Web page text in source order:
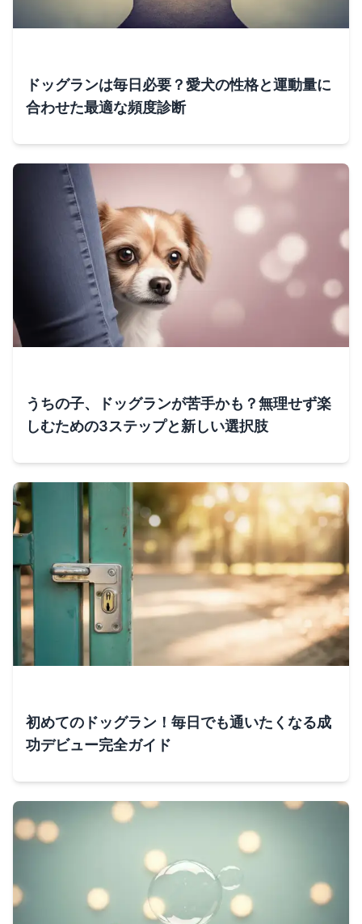
ドッグランは毎日必要？愛犬の性格と運動量に
合わせた最適な頻度診断
うちの子、ドッグランが苦手かも？無理せず楽
しむための3ステップと新しい選択肢
初めてのドッグラン！毎日でも通いたくなる成
功デビュー完全ガイド